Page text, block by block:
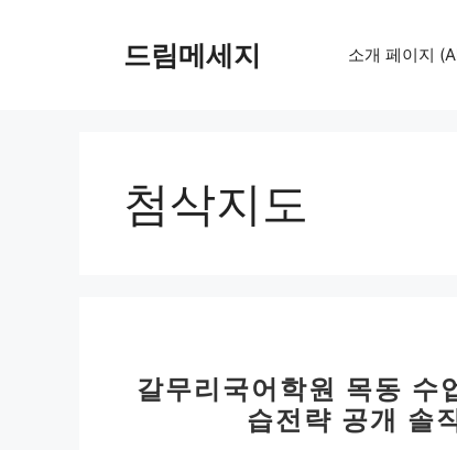
드림메세지 소개 페이지
첨삭지도
갈무리국어학원 목동 수
습전략 공개 솔